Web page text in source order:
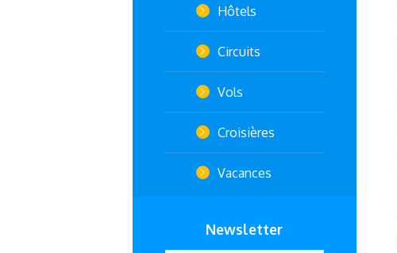
Hôtels
Circuits
Vols
Croisières
Vacances
Newsletter